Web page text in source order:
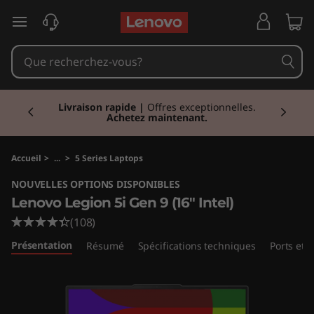
e
n
v
o
L
e
g
passer au contenu principal
Réduction I Economisez jusqu'à 43% de
réduction sur les PC sélectionnés.Acheter
maintenant
Accueil > ... > 5 Series Laptops
NOUVELLES OPTIONS DISPONIBLES
Lenovo Legion 5i Gen 9 (16" Intel)
(108)
Présentation Résumé Spécifications techniques Ports et